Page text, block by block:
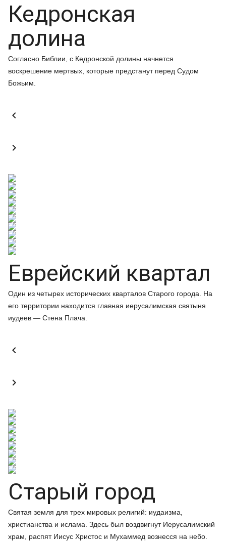
Кедронская
долина
Согласно Библии, с Кедронской долины начнется
воскрешение мертвых, которые предстанут перед Судом
Божьим.


Еврейский квартал
Один из четырех исторических кварталов Старого города. На
его территории находится главная иерусалимская святыня
иудеев — Стена Плача.


Старый город
Святая земля для трех мировых религий: иудаизма,
христианства и ислама. Здесь был воздвигнут Иерусалимский
храм, распят Иисус Христос и Мухаммед вознесся на небо.